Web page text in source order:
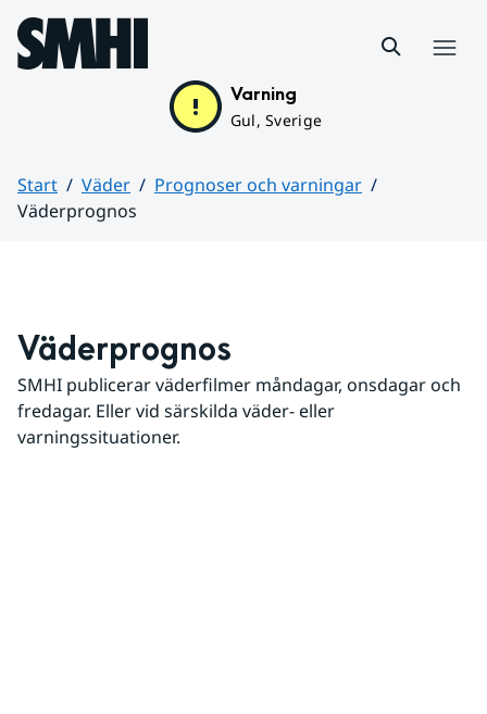
Hoppa till sidans innehåll
Varning
Gul, Sverige
Start Väder
Prognoser och varningar
Väderprognos
Väderprognos
SMHI publicerar väderfilmer måndagar, onsdagar och
fredagar. Eller vid särskilda väder- eller
varningssituationer.